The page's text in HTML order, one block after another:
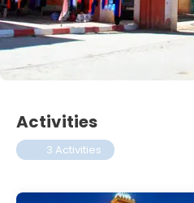
Activities
3 Activities